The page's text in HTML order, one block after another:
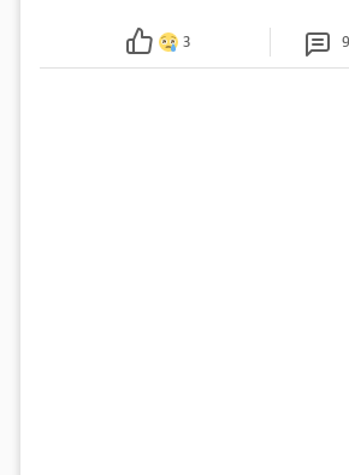
3 9